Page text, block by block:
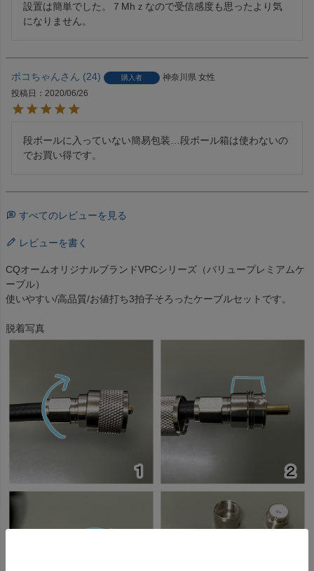
設置は簡単でした。７Mhｚなので受信感度も思ったより気
になりません。
ポコちゃん 24 購入者 神奈川県 女性
投稿日
2020/06/26
段ボールに入っていない簡易包装…段ボール箱は使わないの
でお買い得です。
すべてのレビューを見る
レビューを書く
CQオームオリジナルブランドVPCシリーズ（バリュープレミアムケ
ーブル）
使いやすい/高品質/お値打ち3拍子そろったケーブルセットです。
脱着写真